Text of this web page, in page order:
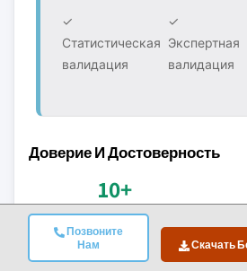
Позвоните
Нам
Скачать
✓
Статистическая
валидация
✓
Экспертная
валидация
Доверие И Достоверность
10+
Лет на рынке
Последовательное